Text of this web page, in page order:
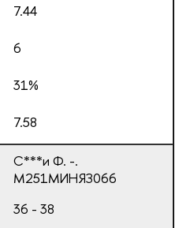
7.44
6
31%
7.58
С***и Ф. -.
М251МИНЯЗ066
36 - 38